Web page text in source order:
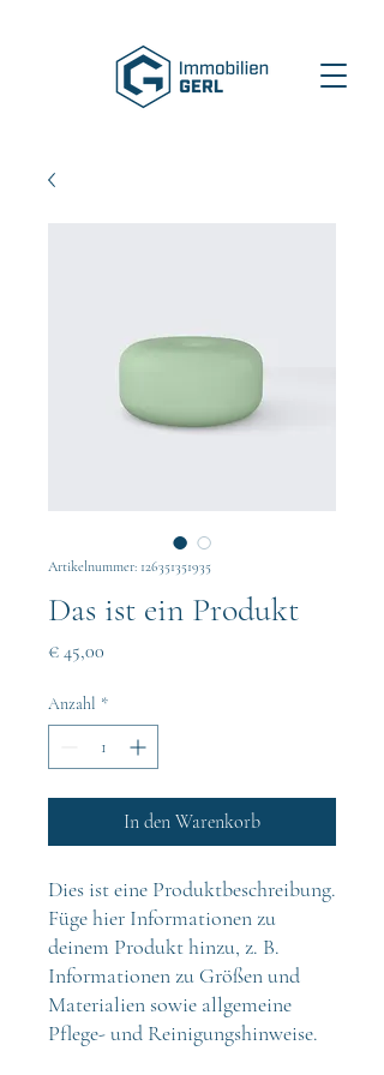
Artikelnummer: 126351351935
Das ist ein Produkt
€ 45,00
Anzahl *
In den Warenkorb
Dies ist eine Produktbeschreibung.
Füge hier Informationen zu
deinem Produkt hinzu, z. B.
Informationen zu Größen und
Materialien sowie allgemeine
Pflege- und Reinigungshinweise.